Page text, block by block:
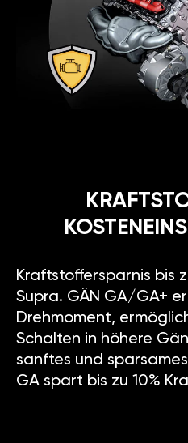
Kraftstoffersparnis bis
Supra. GÄN GA/GA+
Drehmoment,
Schalten in höhere
sanftes und
GA spart bis zu 10%